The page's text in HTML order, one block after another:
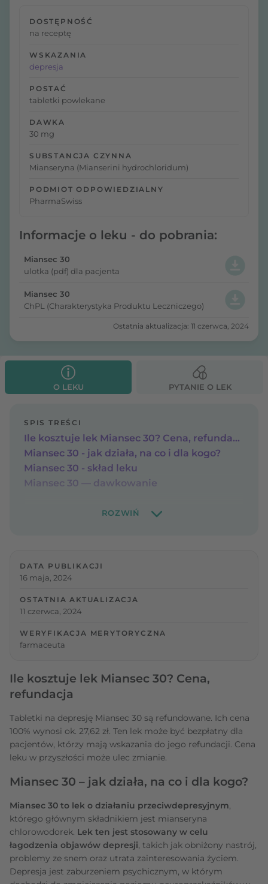
DOSTĘPNOŚĆ
na receptę
WSKAZANIA
depresja
POSTAĆ
tabletki powlekane
DAWKA
30 mg
SUBSTANCJA CZYNNA
Mianseryna (Mianserini hydrochloridum)
PODMIOT ODPOWIEDZIALNY
PharmaSwiss
Informacje o leku - do pobrania:
Miansec 30
ulotka (pdf) dla pacjenta
Miansec 30
ChPL (Charakterystyka Produktu Leczniczego)
Ostatnia aktualizacja: 11 czerwca, 2024
O LEKU PYTANIE O LEK
SPIS TREŚCI
Ile kosztuje lek Miansec 30? Cena, refundacja
Miansec 30 - jak działa, na co i dla kogo?
Miansec 30 - skład leku
Miansec 30 — dawkowanie
DATA PUBLIKACJI
16 maja, 2024
OSTATNIA AKTUALIZACJA
11 czerwca, 2024
WERYFIKACJA MERYTORYCZNA
farmaceuta
Ile kosztuje lek Miansec 30? Cena,
refundacja
Tabletki na depresję Miansec 30 są refundowane. Ich cena
100% wynosi ok. 27,62 zł. Ten lek może być bezpłatny dla
pacjentów, którzy mają wskazania do jego refundacji. Cena
leku w przyszłości może ulec zmianie.
Miansec 30 – jak działa, na co i dla kogo?
Miansec 30 to lek o działaniu przeciwdepresyjnym,
którego głównym składnikiem jest mianseryna
chlorowodorek. Lek ten jest stosowany w celu
łagodzenia objawów depresji, takich jak obniżony nastrój,
problemy ze snem oraz utrata zainteresowania życiem.
Depresja jest zaburzeniem psychicznym, w którym